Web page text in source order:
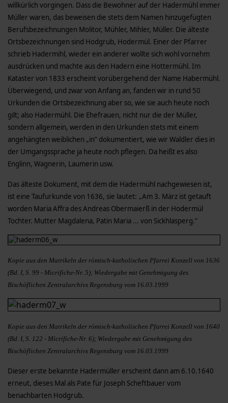
willkürlich vorgingen. Dass die Bewohner auf der Hadermühl immer
Müller waren, das beweisen die stets dem Namen hinzugefügten
Berufsbezeichnungen Molitor, Mühler, Mihler, Müller. Die älteste
Ortsbezeichnungen sind Hodgrub, Hodermül. Einer der Pfarrer
schrieb Hadermihl, wieder ein anderer wollte sich wohl vornehm
ausdrücken und machte aus den Hadern eine Hottermühl. Im
Kataster von 1833 erscheint vorübergehend der Name Habermühl.
Überwiegend, und zwar von Anfang an, fanden wir in rund 50
Urkunden die Ortsbezeichnung aber so, wie sie auch heute noch
gilt; also Hadermühl. Die Ehefrauen, nicht nur die der Müller,
sondern allgemein, werden in den Urkunden stets mit einem
angehängten weiblichen „in” dokumentiert, wie wir Waldler dies in
der Umgangssprache ja heute noch pflegen. Da heißt es also
Englinn, Wagnerin, Laumerin usw.
Das älteste Dokument, mit dem die Hadermühl nachgewiesen ist,
ist eine Taufurkunde von 1636, sie lautet: „Am 3. März ist getauft
worden Maria Affra des Andreas Obermaierß in der Hodermül
Tochter. Mutter Magdalena, Patin Maria ... von Sickhlasperg.”
Kopie aus den Matrikeln der römisch-katholischen Pfarrei Konzell von 1636
(Bd. I, S. 99 - Micrifiche-Nr. 5); Wiedergabe mit Genehmigung des
Bischöflichen Zentralarchivs Regensburg vom 16.03.1999
Kopie aus den Matrikeln der römisch-katholischen Pfarrei Konzell von 1640
(Bd. I, S. 122 - Micrifiche-Nr. 6); Wiedergabe mit Genehmigung des
Bischöflichen Zentralarchivs Regensburg vom 16.03.1999
Dieser erste bekannte Hadermüller erscheint dann am 6.10.1640
erneut, dieses Mal als Pate für Joseph Scheftbauer vom
benachbarten Hodgrub.